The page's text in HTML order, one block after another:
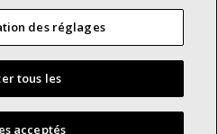
Inc.
Confidentialité
générales
des réglages
tous les
acceptés